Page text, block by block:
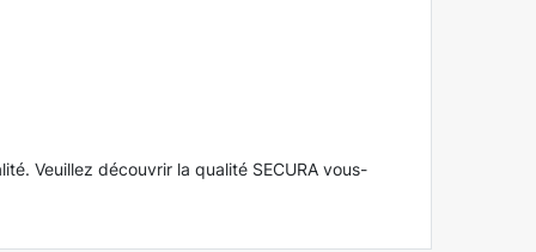
Veuillez découvrir la qualité SECURA vous-